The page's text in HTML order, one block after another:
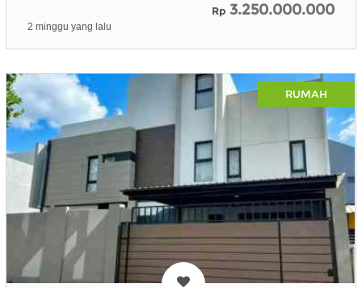
Rp 3.250.000.000
2 minggu yang lalu
RUMAH